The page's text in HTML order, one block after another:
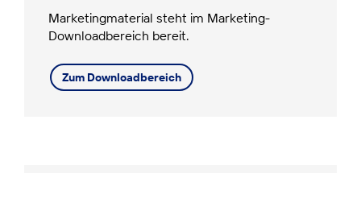
Marketingmaterial steht im Marketing-
Downloadbereich bereit.
Zum Downloadbereich